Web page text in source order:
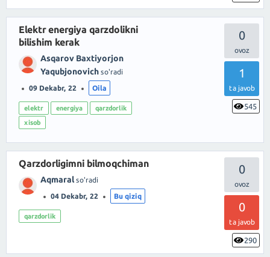
0
1
ta javob
545
Elektr energiya qarzdolikni
bilishim kerak
Asqarov Baxtiyorjon
Yaqubjonovich so'radi
09 Dekabr, 22 Oila
elektr energiya
qarzdorlik
xisob
0
0
ta javob
290
Qarzdorligimni bilmoqchiman
Aqmaral so'radi
04 Dekabr, 22 Bu qiziq
qarzdorlik